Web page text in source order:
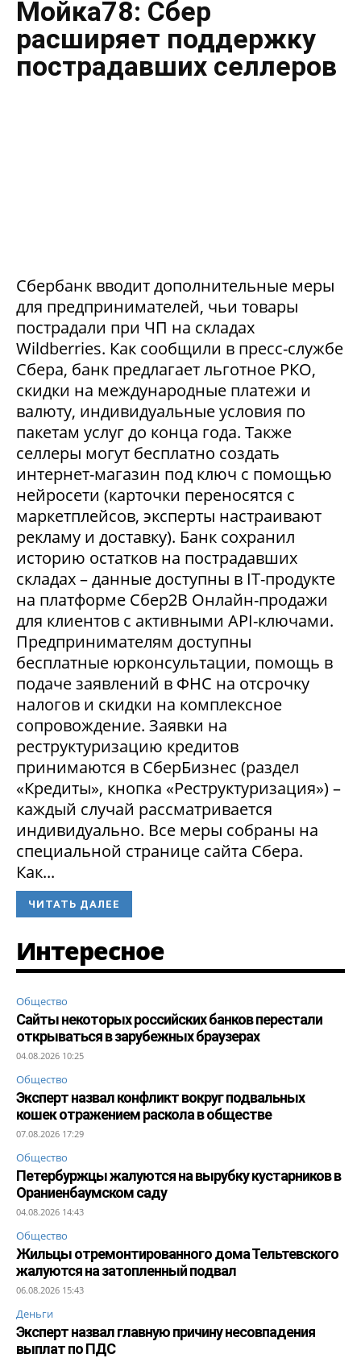
Мойка78: Сбер
расширяет поддержку
пострадавших селлеров
Сбербанк вводит дополнительные меры
для предпринимателей, чьи товары
пострадали при ЧП на складах
Wildberries. Как сообщили в пресс-службе
Сбера, банк предлагает льготное РКО,
скидки на международные платежи и
валюту, индивидуальные условия по
пакетам услуг до конца года. Также
селлеры могут бесплатно создать
интернет-магазин под ключ с помощью
нейросети (карточки переносятся с
маркетплейсов, эксперты настраивают
рекламу и доставку). Банк сохранил
историю остатков на пострадавших
складах – данные доступны в IT-продукте
на платформе Сбер2В Онлайн-продажи
для клиентов с активными API-ключами.
Предпринимателям доступны
бесплатные юрконсультации, помощь в
подаче заявлений в ФНС на отсрочку
налогов и скидки на комплексное
сопровождение. Заявки на
реструктуризацию кредитов
принимаются в СберБизнес (раздел
«Кредиты», кнопка «Реструктуризация») –
каждый случай рассматривается
индивидуально. Все меры собраны на
специальной странице сайта Сбера.
Как...
ЧИТАТЬ ДАЛЕЕ
Интересное
Общество
Сайты некоторых российских банков перестали
открываться в зарубежных браузерах
04.08.2026 10:25
Общество
Эксперт назвал конфликт вокруг подвальных
кошек отражением раскола в обществе
07.08.2026 17:29
Общество
Петербуржцы жалуются на вырубку кустарников в
Ораниенбаумском саду
04.08.2026 14:43
Общество
Жильцы отремонтированного дома Тельтевского
жалуются на затопленный подвал
06.08.2026 15:43
Деньги
Эксперт назвал главную причину несовпадения
выплат по ПДС